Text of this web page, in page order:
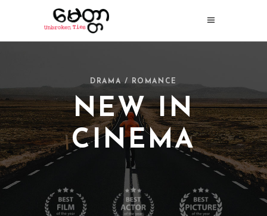
DRAMA / ROMANCE
NEW IN
CINEMA